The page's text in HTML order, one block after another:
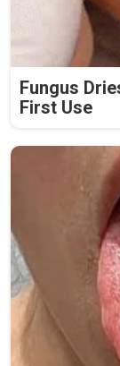
Fungus
First Use